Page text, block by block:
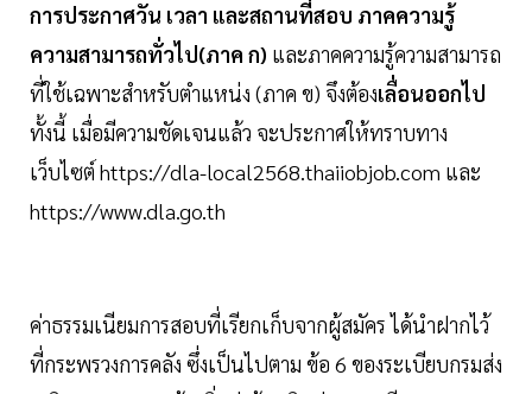
การประกาศวัน เวลา และสถานที่สอบ ภาคความรู้
ความสามารถทั่วไป(ภาค ก) และภาคความรู้ความสามารถ
ที่ใช้เฉพาะสำหรับตำแหน่ง (ภาค ข) จึงต้องเลื่อนออกไป
ทั้งนี้ เมื่อมีความชัดเจนแล้ว จะประกาศให้ทราบทาง
เว็บไซต์ https://dla-local2568.thaiiobjob.com และ
https://www.dla.go.th
ค่าธรรมเนียมการสอบที่เรียกเก็บจากผู้สมัคร ได้นำฝากไว้
ที่กระพรวงการคลัง ซึ่งเป็นไปตาม ข้อ 6 ของระเบียบกรมส่ง